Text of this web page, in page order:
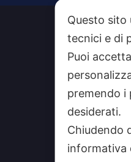
Alternative:
CHI
Questo sito
tecnici e di
Puoi
premendo i
desiderati.
Chiudendo
informativa